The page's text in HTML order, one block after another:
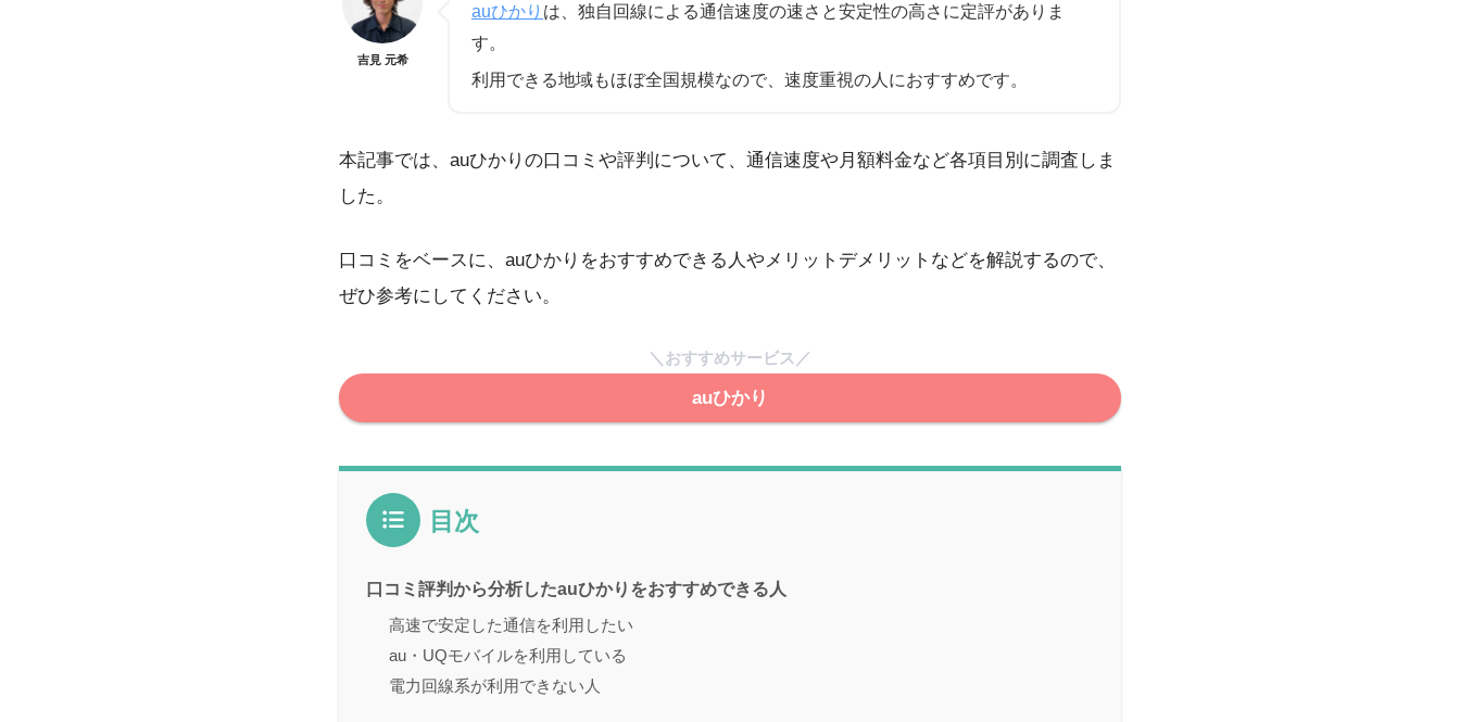
吉見 元希
auひかり は、独自回線による通信速度の速さと安定性の高さに定評がありま
す。
利用できる地域もほぼ全国規模なので、速度重視の人におすすめです。
本記事では、auひかりの口コミや評判について、通信速度や月額料金など各項目別に調査しま
した。
口コミをベースに、auひかりをおすすめできる人やメリットデメリットなどを解説するので、
ぜひ参考にしてください。
＼おすすめサービス／
auひかり
目次
口コミ評判から分析したauひかりをおすすめできる人
高速で安定した通信を利用したい
au・UQモバイルを利用している
電力回線系が利用できない人